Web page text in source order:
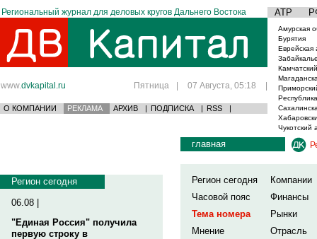
Региональный журнал для деловых кругов Дальнего Востока АТР
www.dvkapital.ru Пятница | 07 Августа, 05:18 |
О КОМПАНИИ РЕКЛАМА АРХИВ | ПОДПИСКА | RSS |
Амурская
Бурятия
Еврейская
Чукотский
Регион сегодня
06.08 |
"Единая Россия" получила
первую строку в
главная
Регион сегодня
Компании
Часовой пояс
Финансы
Тема номера
Рынки
Мнение
Отрасль